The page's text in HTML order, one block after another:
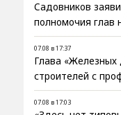
Садовников
полномочия глав
07.08 в 17:37
Глава «Железных
строителей с
07.08 в 17:03